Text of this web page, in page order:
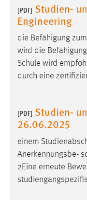
[PDF] Studien-
Engineering
die Befähigung
wird die
Schule wird
durch eine
[PDF] Studien-
26.06.2025
einem
Anerkennungsbe-
2Eine erneute
Zweck:
Cookie Laufzeit:
STATISTIK
unsere Besucher
Matomo
Name: